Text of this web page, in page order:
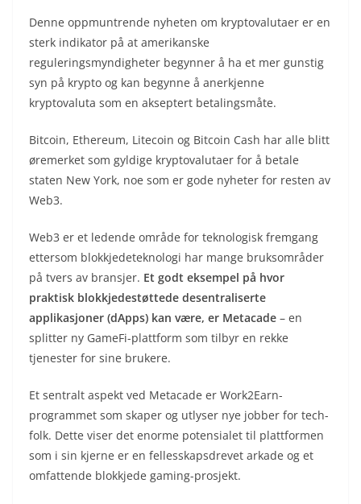
Denne oppmuntrende nyheten om kryptovalutaer er en
sterk indikator på at amerikanske
reguleringsmyndigheter begynner å ha et mer gunstig
syn på krypto og kan begynne å anerkjenne
kryptovaluta som en akseptert betalingsmåte.
Bitcoin, Ethereum, Litecoin og Bitcoin Cash har alle blitt
øremerket som gyldige kryptovalutaer for å betale
staten New York, noe som er gode nyheter for resten av
Web3.
Web3 er et ledende område for teknologisk fremgang
ettersom blokkjedeteknologi har mange bruksområder
på tvers av bransjer. Et godt eksempel på hvor
praktisk blokkjedestøttede desentraliserte
applikasjoner (dApps) kan være, er Metacade – en
splitter ny GameFi-plattform som tilbyr en rekke
tjenester for sine brukere.
Et sentralt aspekt ved Metacade er Work2Earn-
programmet som skaper og utlyser nye jobber for tech-
folk. Dette viser det enorme potensialet til plattformen
som i sin kjerne er en fellesskapsdrevet arkade og et
omfattende blokkjede gaming-prosjekt.